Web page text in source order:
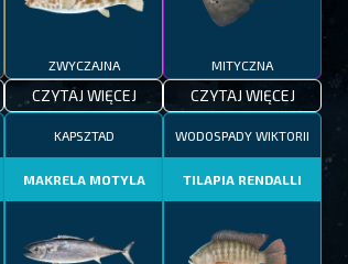
ZWYCZAJNA
CZYTAJ WIĘCEJ
MITYCZNA
CZYTAJ WIĘCEJ
KAPSZTAD
MAKRELA MOTYLA
WODOSPADY WIKTORII
TILAPIA RENDALLI